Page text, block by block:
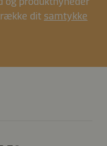
dit samtykke